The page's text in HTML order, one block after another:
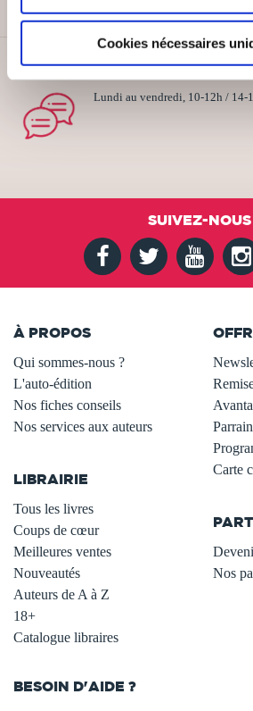
Cookies nécessaires
Lundi au vendredi, 10-12h / 14-
SUIVEZ-NOUS
À PROPOS
Qui sommes-nous ?
L'auto-édition
Nos fiches conseils
Nos services aux auteurs
LIBRAIRIE
Tous les livres
Coups de cœur
Meilleures ventes
Nouveautés
Auteurs de A à Z
18+
Catalogue libraires
Carte
Nos
BESOIN D'AIDE ?